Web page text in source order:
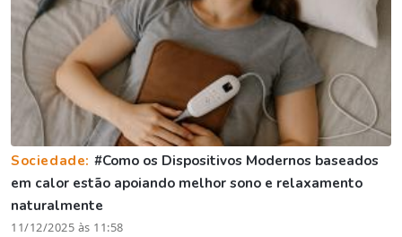
Sociedade: #Como os Dispositivos Modernos baseados
em calor estão apoiando melhor sono e relaxamento
naturalmente
11/12/2025 às 11:58